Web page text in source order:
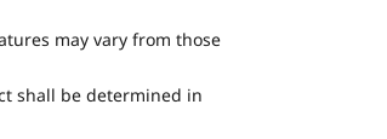
may vary from those
shall be determined in